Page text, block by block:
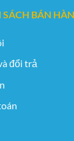
BÁN
đổi trả